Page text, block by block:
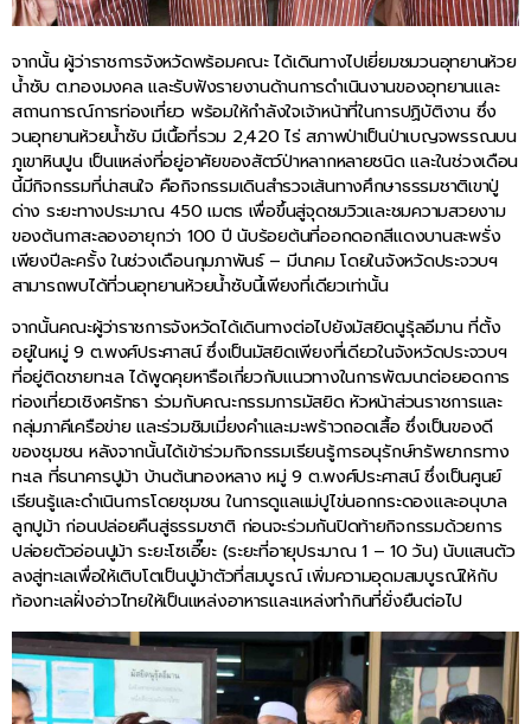
จากนั้น ผู้ว่าราชการจังหวัดพร้อมคณะ ได้เดินทางไปเยี่ยมชมวนอุทยานห้วย
น้ำซับ ต.ทองมงคล และรับฟังรายงานด้านการดำเนินงานของอุทยานและ
สถานการณ์การท่องเที่ยว พร้อมให้กำลังใจเจ้าหน้าที่ในการปฏิบัติงาน ซึ่ง
วนอุทยานห้วยน้ำซับ มีเนื้อที่รวม 2,420 ไร่ สภาพป่าเป็นป่าเบญจพรรณบน
ภูเขาหินปูน เป็นแหล่งที่อยู่อาศัยของสัตว์ป่าหลากหลายชนิด และในช่วงเดือน
นี้มีกิจกรรมที่น่าสนใจ คือกิจกรรมเดินสำรวจเส้นทางศึกษาธรรมชาติเขาปู่
ด่าง ระยะทางประมาณ 450 เมตร เพื่อขึ้นสู่จุดชมวิวและชมความสวยงาม
ของต้นกาสะลองอายุกว่า 100 ปี นับร้อยต้นที่ออกดอกสีแดงบานสะพรั่ง
เพียงปีละครั้ง ในช่วงเดือนกุมภาพันธ์ – มีนาคม โดยในจังหวัดประจวบฯ
สามารถพบได้ที่วนอุทยานห้วยน้ำซับนี้เพียงที่เดียวเท่านั้น
จากนั้นคณะผู้ว่าราชการจังหวัดได้เดินทางต่อไปยังมัสยิดนูรุ้ลอีมาน ที่ตั้ง
อยู่ในหมู่ 9 ต.พงศ์ประศาสน์ ซึ่งเป็นมัสยิดเพียงที่เดียวในจังหวัดประจวบฯ
ที่อยู่ติดชายทะเล ได้พูดคุยหารือเกี่ยวกับแนวทางในการพัฒนาต่อยอดการ
ท่องเที่ยวเชิงศรัทธา ร่วมกับคณะกรรมการมัสยิด หัวหน้าส่วนราชการและ
กลุ่มภาคีเครือข่าย และร่วมชิมเมี่ยงคำและมะพร้าวถอดเสื้อ ซึ่งเป็นของดี
ของชุมชน หลังจากนั้นได้เข้าร่วมกิจกรรมเรียนรู้การอนุรักษ์ทรัพยากรทาง
ทะเล ที่ธนาคารปูม้า บ้านต้นทองหลาง หมู่ 9 ต.พงศ์ประศาสน์ ซึ่งเป็นศูนย์
เรียนรู้และดำเนินการโดยชุมชน ในการดูแลแม่ปูไข่นอกกระดองและอนุบาล
ลูกปูม้า ก่อนปล่อยคืนสู่ธรรมชาติ ก่อนจะร่วมกันปิดท้ายกิจกรรมด้วยการ
ปล่อยตัวอ่อนปูม้า ระยะโซเอี๊ยะ (ระยะที่อายุประมาณ 1 – 10 วัน) นับแสนตัว
ลงสู่ทะเลเพื่อให้เติบโตเป็นปูม้าตัวที่สมบูรณ์ เพิ่มความอุดมสมบูรณ์ให้กับ
ท้องทะเลฝั่งอ่าวไทยให้เป็นแหล่งอาหารและแหล่งทำกินที่ยั่งยืนต่อไป